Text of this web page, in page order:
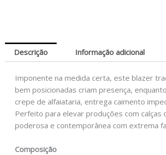
Descrição Informação adicional
Imponente na medida certa, este blazer
bem posicionadas criam presença,
crepe de alfaiataria, entrega caimento
Perfeito para elevar produções com
poderosa e contemporânea com extrema
Composição